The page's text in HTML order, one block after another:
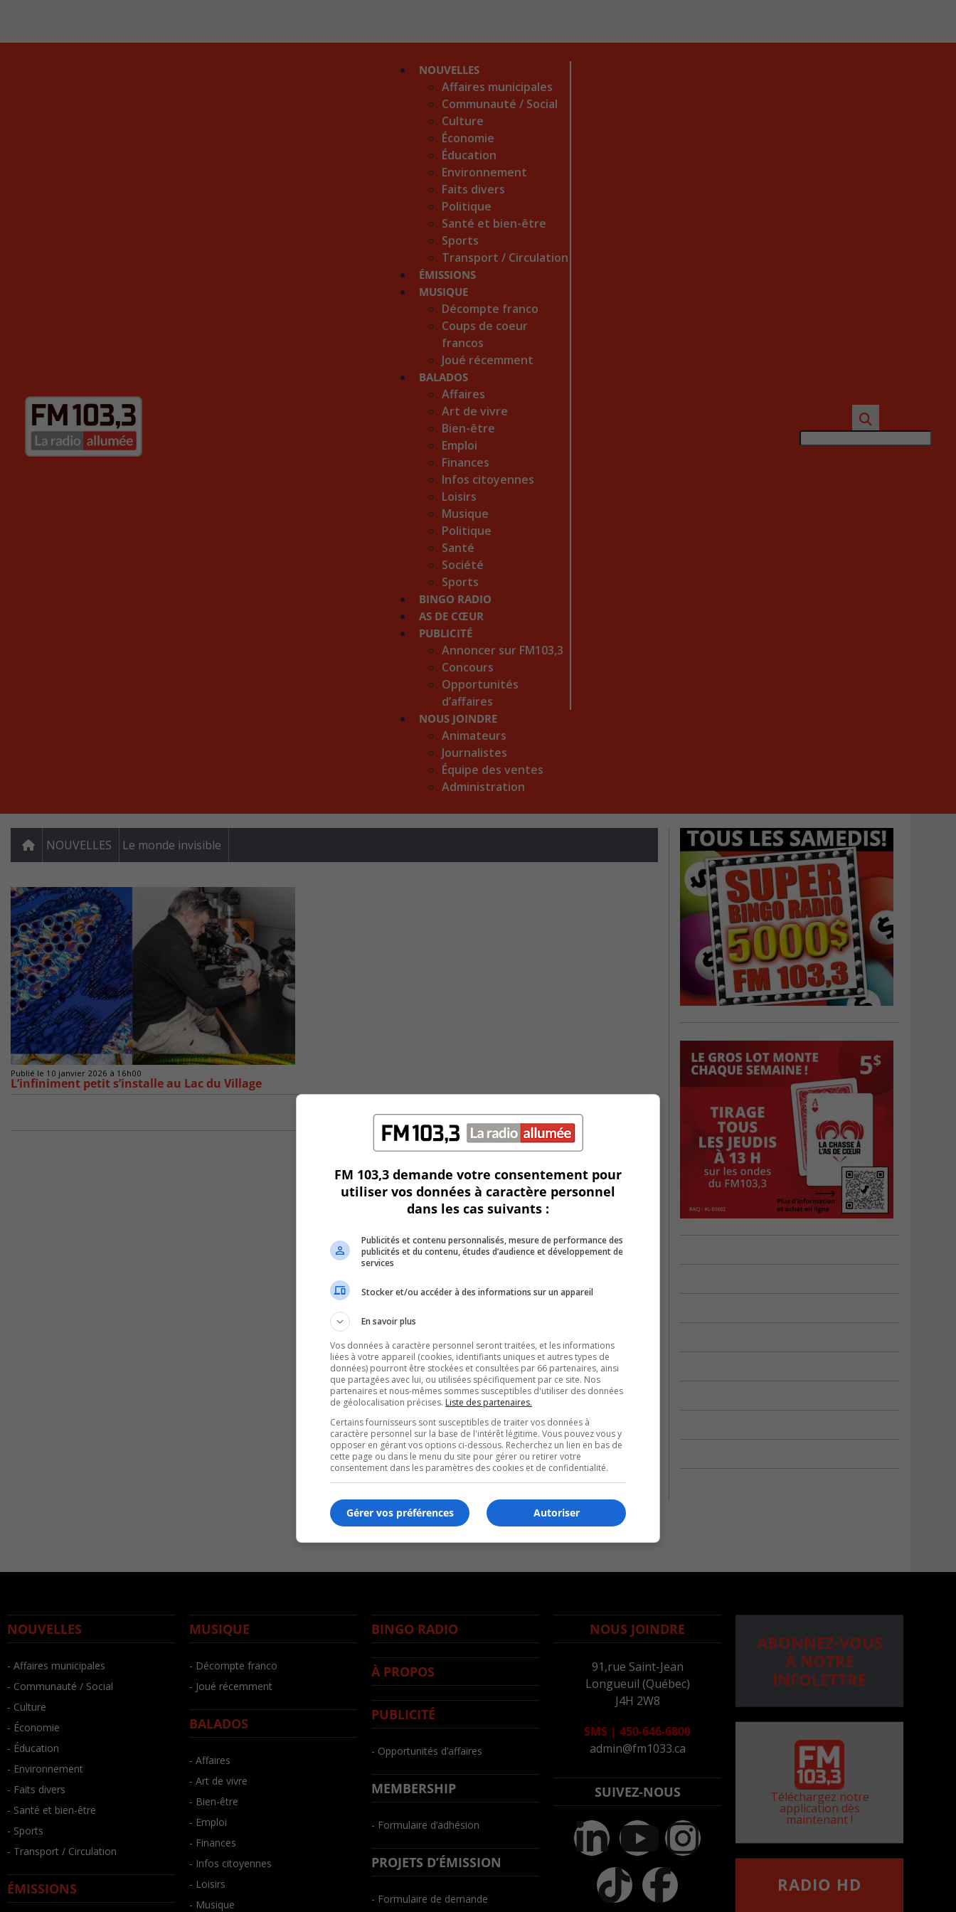
NOUVELLES
Affaires municipales
Communauté / Social
Culture
Économie
Éducation
Environnement
Faits divers
Politique
Santé et bien-être
Sports
Transport / Circulation
ÉMISSIONS
MUSIQUE
Décompte franco
Coups de coeur
francos
Joué récemment
BALADOS
Affaires
Art de vivre
Bien-être
Emploi
Finances
Infos citoyennes
Loisirs
Musique
Politique
Santé
Société
Sports
BINGO RADIO
AS DE CŒUR
PUBLICITÉ
Annoncer sur FM103,3
Concours
Opportunités
d’affaires
NOUS JOINDRE
Animateurs
Journalistes
Équipe des ventes
Administration
NOUVELLES Le monde invisible
Publié le 10 janvier 2026 à 16h00
L’infiniment petit s’installe au Lac du Village
NOUVELLES
- Affaires municipales
- Communauté / Social
- Culture
- Économie
- Éducation
- Environnement
- Faits divers
- Santé et bien-être
- Sports
- Transport / Circulation
ÉMISSIONS
MUSIQUE
- Décompte franco
- Joué récemment
BALADOS
- Affaires
- Art de vivre
- Bien-être
- Emploi
- Finances
- Infos citoyennes
- Loisirs
- Musique
BINGO RADIO
À PROPOS
PUBLICITÉ
- Opportunités d’affaires
MEMBERSHIP
- Formulaire d’adhésion
PROJETS D’ÉMISSION
- Formulaire de demande
NOUS JOINDRE
91,rue Saint-Jean
Longueuil (Québec)
J4H 2W8
SMS | 450-646-6800
admin@fm1033.ca
SUIVEZ-NOUS
ABONNEZ-VOUS
À NOTRE
INFOLETTRE
Téléchargez notre
application dès
maintenant !
RADIO HD
FM 103,3 demande votre consentement pour
utiliser vos données à caractère personnel
dans les cas suivants :
Publicités et contenu personnalisés, mesure de performance des
publicités et du contenu, études d’audience et développement de
services
Stocker et/ou accéder à des informations sur un appareil
En savoir plus
Vos données à caractère personnel seront traitées, et les informations
liées à votre appareil (cookies, identifiants uniques et autres types de
données) pourront être stockées et consultées par 66 partenaires, ainsi
que partagées avec lui, ou utilisées spécifiquement par ce site. Nos
partenaires et nous-mêmes sommes susceptibles d'utiliser des données
de géolocalisation précises. Liste des partenaires.
Certains fournisseurs sont susceptibles de traiter vos données à
caractère personnel sur la base de l'intérêt légitime. Vous pouvez vous y
opposer en gérant vos options ci-dessous. Recherchez un lien en bas de
cette page ou dans le menu du site pour gérer ou retirer votre
consentement dans les paramètres des cookies et de confidentialité.
Autoriser
Gérer vos préférences